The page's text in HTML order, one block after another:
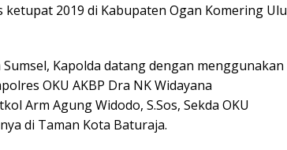
ketupat 2019 di Kabupaten Ogan Komering Ulu
Kapolda datang dengan menggunakan
OKU AKBP Dra NK Widayana
Arm Agung Widodo, S.Sos, Sekda OKU
di Taman Kota Baturaja.